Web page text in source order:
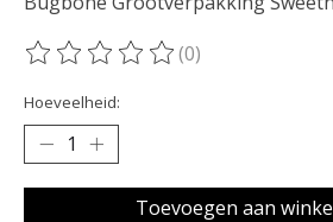
De beoordeling van dit product is
(0)
Hoeveelheid:
Toevoegen aan